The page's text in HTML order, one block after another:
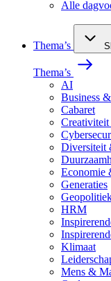
Alle
Thema’s
Thema’s
AI
Business
Cabaret
Diversiteit
Economie
Generaties
HRM
Klimaat
Mens &